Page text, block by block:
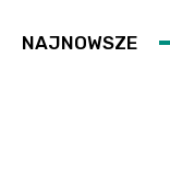
NAJNOWSZE